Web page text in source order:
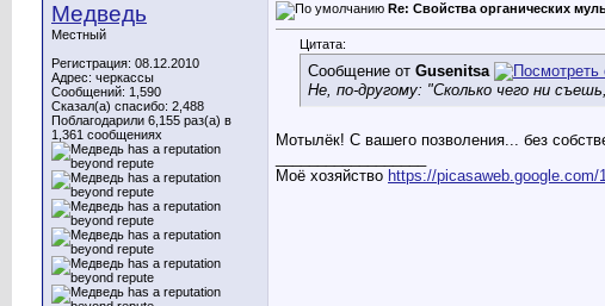
Медведь
Местный
Регистрация: 08.12.2010
Адрес: черкассы
Сообщений: 1,590
Сказал(а) спасибо: 2,488
Поблагодарили 6,155 раз(а) в
1,361 сообщениях
Re: Свойства органических
Цитата:
Сообщение от Gusenitsa
Не, по-другому: "Сколько чего ни
Мотылёк! С вашего позволения... без
Моё хозяйство https://picasaweb.google.com/